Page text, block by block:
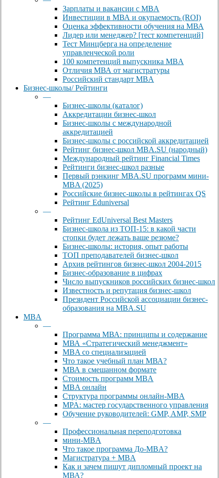
Зарплаты и вакансии с MBA
Инвестиции в МВА и окупаемость (ROI)
Оценка эффективности обучения на МВА
Лидер или менеджер? [тест компетенций]
Тест Минцберга на определение
управленческой роли
100 компетенций выпускника MBA
Отличия МВА от магистратуры
Российский стандарт MBA
Бизнес-школы/ Рейтинги
—
Бизнес-школы (каталог)
Аккредитации бизнес-школ
Бизнес-школы с международной
аккредитацией
Бизнес-школы с российской аккредитацией
Рейтинг бизнес-школ MBA.SU (народный)
Международный рейтинг Financial Times
Рейтинги бизнес-школ разные
Первый рэнкинг MBA.SU программ мини-
MBA (2025)
Российские бизнес-школы в рейтингах QS
Рейтинг Eduniversal
—
Рейтинг EdUniversal Best Masters
Бизнес-школа из ТОП-15: в какой части
стопки будет лежать ваше резюме?
Бизнес-школы: история, опыт работы
ТОП преподавателей бизнес-школ
Архив рейтингов бизнес-школ 2004-2015
Бизнес-образование в цифрах
Число выпускников российских бизнес-школ
Известность и репутация бизнес-школ
Президент Российской ассоциации бизнес-
образования на MBA.SU
MBA
—
Программа МВА: принципы и содержание
МВА «Cтратегический менеджмент»
MBA со специализацией
Что такое учебный план МВА?
МВА в смешанном формате
Стоимость программ MBA
MBA онлайн
Cтруктура программы онлайн-MBA
MPA: мастер государственного управления
Обучение руководителей: GMP, AMP, SMP
—
Профессиональная переподготовка
мини-MBA
Что такое программа До-MBA?
Магистратура + MBA
Как и зачем пишут дипломный проект на
МВА?